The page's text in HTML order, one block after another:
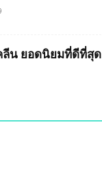
ลีน ยอดนิยมที่ดีที่สุด